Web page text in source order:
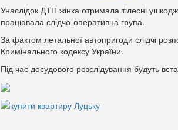
Унаслідок ДТП жінка отримала тілесні
працювала слідчо-оперативна група.
За фактом летальної автопригоди слідчі
Кримінального кодексу України.
Під час досудового розслідування будуть